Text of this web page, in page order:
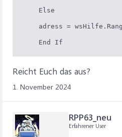
    Else
adress =
    End If
Reicht Euch das aus?
1. November 2024
RPP63_neu
Erfahrener User